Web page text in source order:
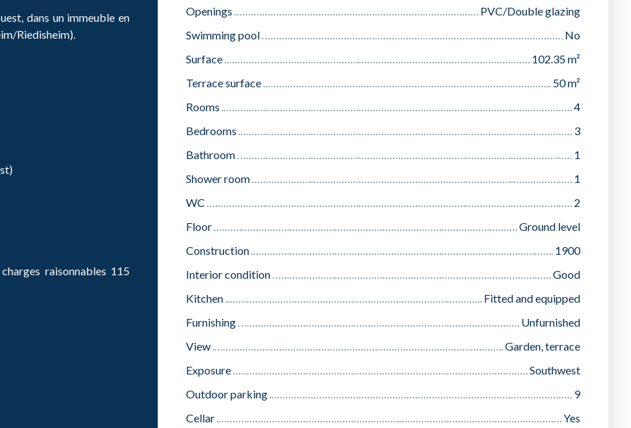
dans un immeuble en
Riedisheim).
raisonnables 115
Openings
PVC/Double glazing
Swimming pool
No
Surface
102.35m²
Terrace surface
50m²
Rooms
4
Bedrooms
3
Bathroom
1
Shower room
1
WC
2
Floor
Ground level
Construction
1900
Interior condition
Good
Kitchen
Fitted and equipped
Furnishing
Unfurnished
View
Garden, terrace
Exposure
Southwest
Outdoor parking
9
Cellar
Yes